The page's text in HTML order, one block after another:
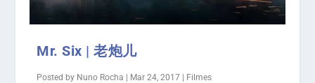
Mr. Six | 老炮儿
Posted by Nuno Rocha | Mar 24, 2017 | Filmes